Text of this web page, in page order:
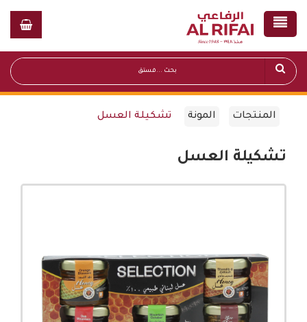
المنتجات المونة تشكيلة العسل
تشكيلة العسل